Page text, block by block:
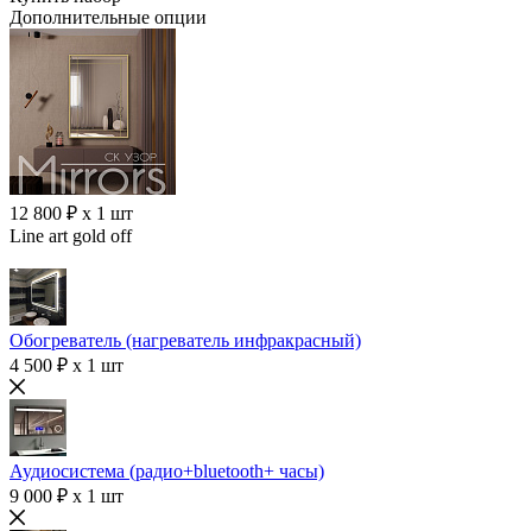
Дополнительные опции
12 800 ₽ x 1 шт
Line art gold off
Обогреватель (нагреватель инфракрасный)
4 500 ₽ x 1 шт
Аудиосистема (радио+bluetooth+ часы)
9 000 ₽ x 1 шт